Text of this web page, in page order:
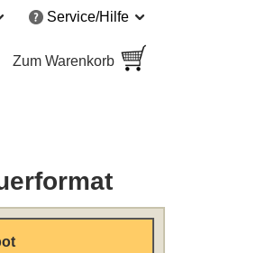
Service/Hilfe
Zum Warenkorb